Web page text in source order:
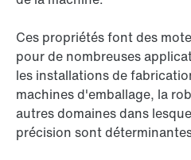
Ces propriétés font des
pour de nombreuses
les installations de
machines d'emballage, la
autres domaines dans
précision sont